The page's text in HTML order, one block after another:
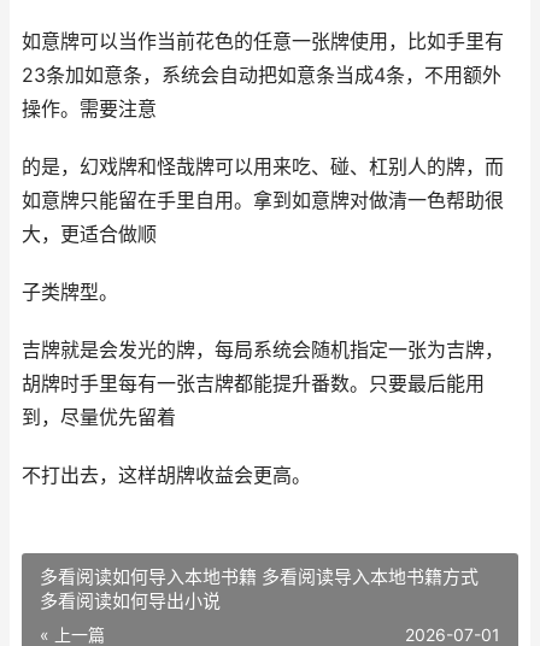
如意牌可以当作当前花色的任意一张牌使用，比如手里有
23条加如意条，系统会自动把如意条当成4条，不用额外
操作。需要注意
的是，幻戏牌和怪哉牌可以用来吃、碰、杠别人的牌，而
如意牌只能留在手里自用。拿到如意牌对做清一色帮助很
大，更适合做顺
子类牌型。
吉牌就是会发光的牌，每局系统会随机指定一张为吉牌，
胡牌时手里每有一张吉牌都能提升番数。只要最后能用
到，尽量优先留着
不打出去，这样胡牌收益会更高。
多看阅读如何导入本地书籍 多看阅读导入本地书籍方式
多看阅读如何导出小说
« 上一篇 2026-07-01